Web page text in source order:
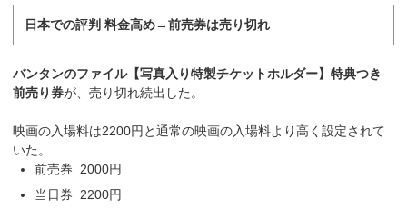
日本での評判 料金高め→前売券は売り切れ
バンタンのファイル【写真入り特製チケットホルダー】特典つき
前売り券が、売り切れ続出した。
映画の入場料は2200円と通常の映画の入場料より高く設定されて
いた。
前売券 2000円
当日券 2200円